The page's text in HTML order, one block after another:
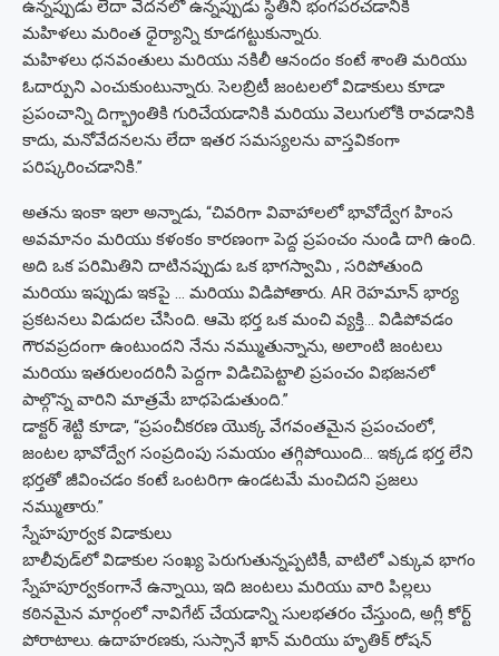
ఉన్నప్పుడు లేదా వేదనలో ఉన్నప్పుడు స్థితిని భంగపరచడానికి
మహిళలు మరింత ధైర్యాన్ని కూడగట్టుకున్నారు.
మహిళలు ధనవంతులు మరియు నకిలీ ఆనందం కంటే శాంతి మరియు
ఓదార్పుని ఎంచుకుంటున్నారు. సెలబ్రిటీ జంటలలో విడాకులు కూడా
ప్రపంచాన్ని దిగ్భ్రాంతికి గురిచేయడానికి మరియు వెలుగులోకి రావడానికి
కాదు, మనోవేదనలను లేదా ఇతర సమస్యలను వాస్తవికంగా
పరిష్కరించడానికి.”
అతను ఇంకా ఇలా అన్నాడు, “చివరిగా వివాహాలలో భావోద్వేగ హింస
అవమానం మరియు కళంకం కారణంగా పెద్ద ప్రపంచం నుండి దాగి ఉంది.
అది ఒక పరిమితిని దాటినప్పుడు ఒక భాగస్వామి , సరిపోతుంది
మరియు ఇప్పుడు ఇకపై … మరియు విడిపోతారు. AR రెహమాన్ భార్య
ప్రకటనలు విడుదల చేసింది. ఆమె భర్త ఒక మంచి వ్యక్తి… విడిపోవడం
గౌరవప్రదంగా ఉంటుందని నేను నమ్ముతున్నాను, అలాంటి జంటలు
మరియు ఇతరులందరినీ పెద్దగా విడిచిపెట్టాలి ప్రపంచం విభజనలో
పాల్గొన్న వారిని మాత్రమే బాధపెడుతుంది.”
డాక్టర్ శెట్టి కూడా, “ప్రపంచీకరణ యొక్క వేగవంతమైన ప్రపంచంలో,
జంటల భావోద్వేగ సంప్రదింపు సమయం తగ్గిపోయింది… ఇక్కడ భర్త లేని
భర్తతో జీవించడం కంటే ఒంటరిగా ఉండటమే మంచిదని ప్రజలు
నమ్ముతారు.”
స్నేహపూర్వక విడాకులు
బాలీవుడ్‌లో విడాకుల సంఖ్య పెరుగుతున్నప్పటికీ, వాటిలో ఎక్కువ భాగం
స్నేహపూర్వకంగానే ఉన్నాయి, ఇది జంటలు మరియు వారి పిల్లలు
కఠినమైన మార్గంలో నావిగేట్ చేయడాన్ని సులభతరం చేస్తుంది, అగ్లీ కోర్ట్
పోరాటాలు. ఉదాహరణకు, సుస్సానే ఖాన్ మరియు హృతిక్ రోషన్